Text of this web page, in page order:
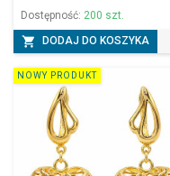
Dostępność: 200 szt.
 DODAJ DO KOSZYKA
NOWY PRODUKT